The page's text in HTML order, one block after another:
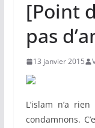
[Point
pas
13 janvier 2015
L’islam n’a
condamnons.